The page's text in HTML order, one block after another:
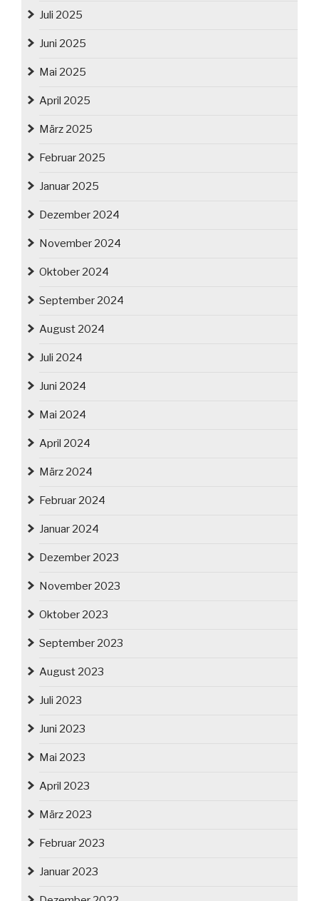
Juli 2025
Juni 2025
Mai 2025
April 2025
März 2025
Februar 2025
Januar 2025
Dezember 2024
November 2024
Oktober 2024
September 2024
August 2024
Juli 2024
Juni 2024
Mai 2024
April 2024
März 2024
Februar 2024
Januar 2024
Dezember 2023
November 2023
Oktober 2023
September 2023
August 2023
Juli 2023
Juni 2023
Mai 2023
April 2023
März 2023
Februar 2023
Januar 2023